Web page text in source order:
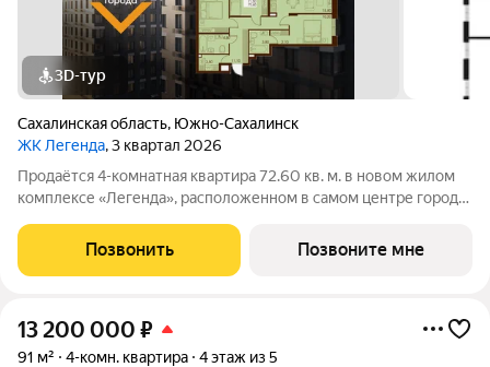
3D-тур
Сахалинская область, Южно-Сахалинск
ЖК Легенда, 3 квартал 2026
Продаётся 4-комнатная квартира 72.60 кв. м. в новом жилом
комплексе «Легенда», расположенном в самом центре города
им. Космонавта Поповича. Жилой комплекс бизнес-класса
Позвонить Позвоните мне
13 200 000 ₽
91 м² 4-комн. квартира 4 этаж из 5